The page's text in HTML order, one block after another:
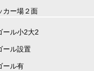
カー場２面
ール小2大2
ール設置
ール有